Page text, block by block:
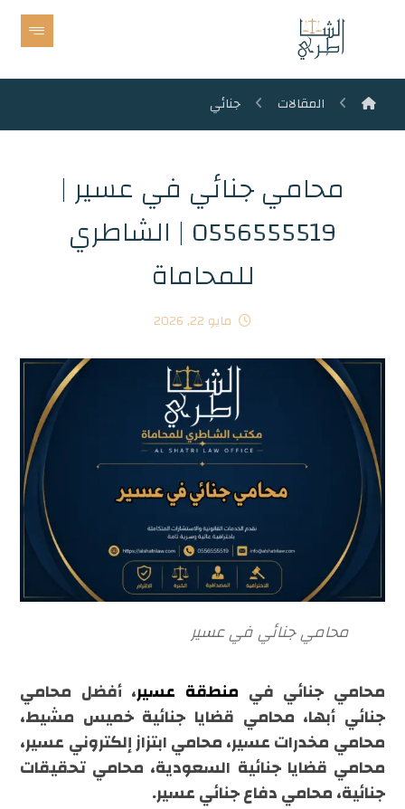
المقالات جنائي
محامي جنائي في عسير |
0556555519 | الشاطري
للمحاماة
مايو 22, 2026
محامي جنائي في عسير
محامي جنائي في منطقة عسير، أفضل محامي
جنائي أبها، محامي قضايا جنائية خميس مشيط،
محامي مخدرات عسير، محامي ابتزاز إلكتروني عسير،
محامي قضايا جنائية السعودية، محامي تحقيقات
جنائية، محامي دفاع جنائي عسير.